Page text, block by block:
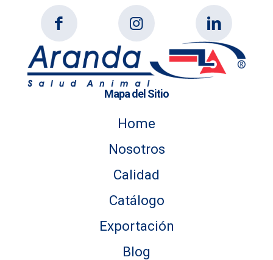
Mapa del Sitio
Home
Nosotros
Calidad
Catálogo
Exportación
Blog